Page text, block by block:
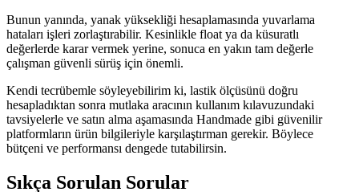
Bunun yanında, yanak yüksekliği hesaplamasında yuvarlama
hataları işleri zorlaştırabilir. Kesinlikle float ya da küsuratlı
değerlerde karar vermek yerine, sonuca en yakın tam değerle
çalışman güvenli sürüş için önemli.
Kendi tecrübemle söyleyebilirim ki, lastik ölçüsünü doğru
hesapladıktan sonra mutlaka aracının kullanım kılavuzundaki
tavsiyelerle ve satın alma aşamasında Handmade gibi güvenilir
platformların ürün bilgileriyle karşılaştırman gerekir. Böylece
bütçeni ve performansı dengede tutabilirsin.
Sıkça Sorulan Sorular